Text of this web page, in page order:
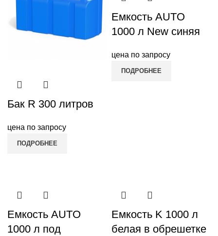
Бак R 300 литров
цена по запросу
ПОДРОБНЕЕ
Емкость AUTO
1000 л New синяя
цена по запросу
ПОДРОБНЕЕ
Емкость AUTO
1000 л под
Емкость K 1000 л
белая в обрешетке